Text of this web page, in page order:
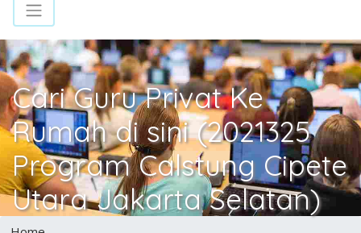
Cari Guru Privat Ke
Rumah di sini (2021325
Program Calstung Cipete
Utara Jakarta Selatan)